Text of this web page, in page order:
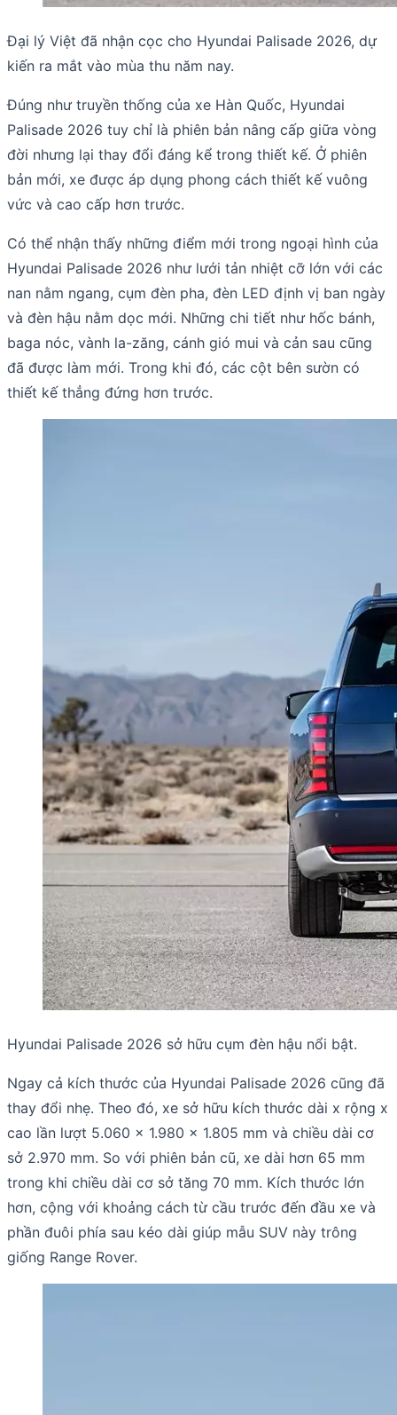
Đại lý Việt đã nhận cọc cho Hyundai Palisade 2026, dự
kiến ra mắt vào mùa thu năm nay.
Đúng như truyền thống của xe Hàn Quốc, Hyundai
Palisade 2026 tuy chỉ là phiên bản nâng cấp giữa vòng
đời nhưng lại thay đổi đáng kể trong thiết kế. Ở phiên
bản mới, xe được áp dụng phong cách thiết kế vuông
vức và cao cấp hơn trước.
Có thể nhận thấy những điểm mới trong ngoại hình của
Hyundai Palisade 2026 như lưới tản nhiệt cỡ lớn với các
nan nằm ngang, cụm đèn pha, đèn LED định vị ban ngày
và đèn hậu nằm dọc mới. Những chi tiết như hốc bánh,
baga nóc, vành la-zăng, cánh gió mui và cản sau cũng
đã được làm mới. Trong khi đó, các cột bên sườn có
thiết kế thẳng đứng hơn trước.
Hyundai Palisade 2026 sở hữu cụm đèn hậu nổi bật.
Ngay cả kích thước của Hyundai Palisade 2026 cũng đã
thay đổi nhẹ. Theo đó, xe sở hữu kích thước dài x rộng x
cao lần lượt 5.060 x 1.980 x 1.805 mm và chiều dài cơ
sở 2.970 mm. So với phiên bản cũ, xe dài hơn 65 mm
trong khi chiều dài cơ sở tăng 70 mm. Kích thước lớn
hơn, cộng với khoảng cách từ cầu trước đến đầu xe và
phần đuôi phía sau kéo dài giúp mẫu SUV này trông
giống Range Rover.